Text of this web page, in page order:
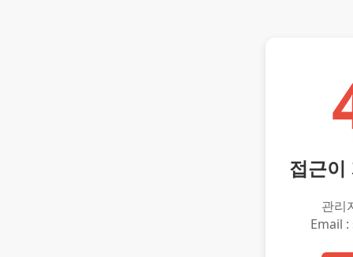
접근이
관리
Email